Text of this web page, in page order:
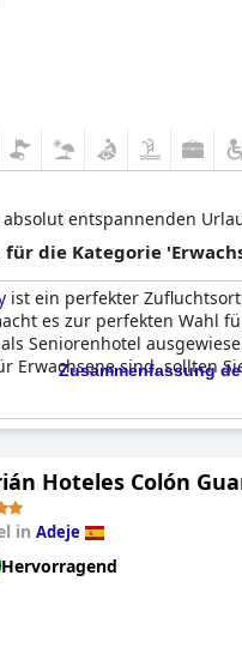
entspannenden
die Kategorie
ist ein perfekter
es zur perfekten Wahl
Seniorenhotel
Erwachsene sind, sollten
Zusammenfassung
Hoteles Colón
in Adeje
Hervorragend